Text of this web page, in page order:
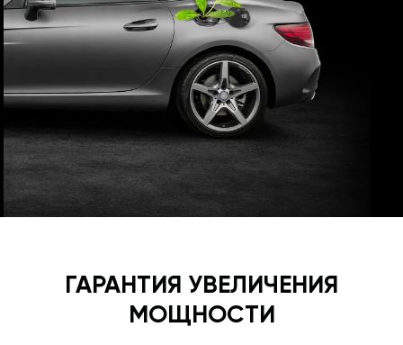
ГАРАНТИЯ УВЕЛИЧЕНИЯ
МОЩНОСТИ